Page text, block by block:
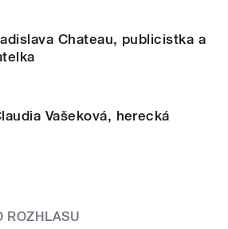
Chateau, publicistka a
Vašeková, herecká
ROZHLASU